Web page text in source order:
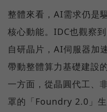
整體來看，AI需求仍是
核心動能。IDC也觀察
自研晶片，AI伺服器加
帶動整體算力基礎建設
一方面，從晶圓代工、
罩的「Foundry 2.0」